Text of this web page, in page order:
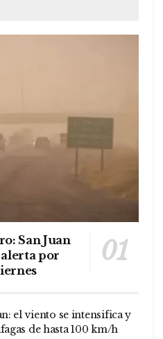
San Juan
por
el viento se intensifica y
de hasta 100 km/h